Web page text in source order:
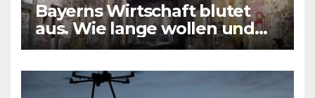
Bayerns Wirtschaft blutet
aus. Wie lange wollen und
können wir uns den
noch leisten?